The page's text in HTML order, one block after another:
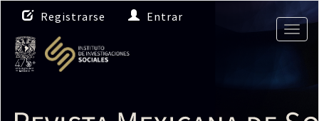
N
a
v
e
g
i
Registrarse Entrar